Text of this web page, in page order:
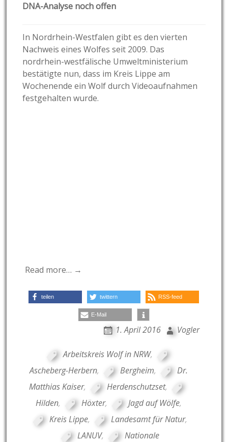
DNA-Analyse noch offen
In Nordrhein-Westfalen gibt es den vierten
Nachweis eines Wolfes seit 2009. Das
nordrhein-westfälische Umweltministerium
bestätigte nun, dass im Kreis Lippe am
Wochenende ein Wolf durch Videoaufnahmen
festgehalten wurde.
Read more… →
teilen twittern RSS-feed
E-Mail
1. April 2016 Vogler
Arbeitskreis Wolf in NRW,
Ascheberg-Herbern, Bergheim,
Dr.
Matthias Kaiser, Herdenschutzset,
Hilden, Höxter, Jagd auf Wölfe,
Kreis Lippe, Landesamt für Natur,
LANUV,
Nationale